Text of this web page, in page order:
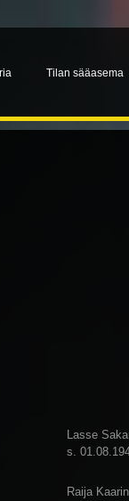
Tilan sääasema
Lasse
s.
Raija